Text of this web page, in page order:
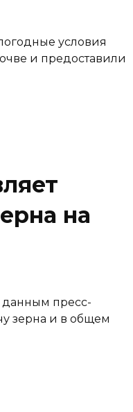
условия
и предоставили
на
данным пресс-
зерна и в общем